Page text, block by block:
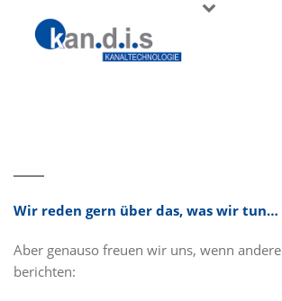
Wir reden gern über das, was wir tun…
Aber genauso freuen wir uns, wenn
berichten: